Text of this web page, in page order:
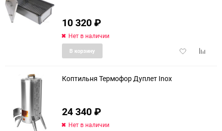
10 320₽
Нет в наличии
Добавить
В корзину
еще 2 фото
Коптильня Термофор Дуплет Inox
24 340₽
Нет в наличии